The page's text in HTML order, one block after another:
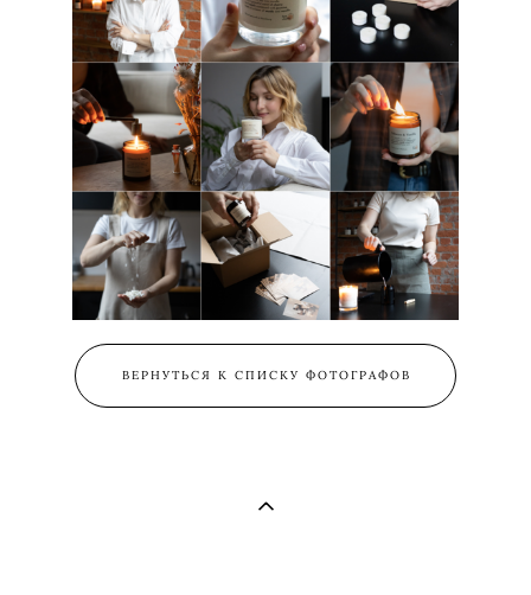
ВЕРНУТЬСЯ К СПИСКУ ФОТОГРАФОВ